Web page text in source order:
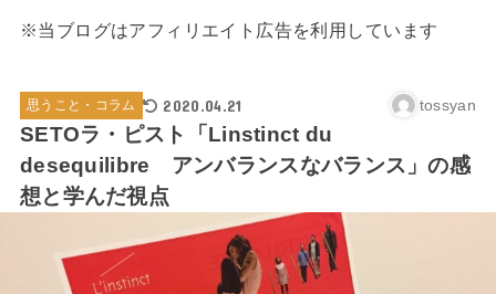
※当ブログはアフィリエイト広告を利用しています
思うこと・コラム 2020.04.21 tossyan
SETOラ・ピスト「Linstinct du
desequilibre アンバランスなバランス」の感
想と学んだ視点